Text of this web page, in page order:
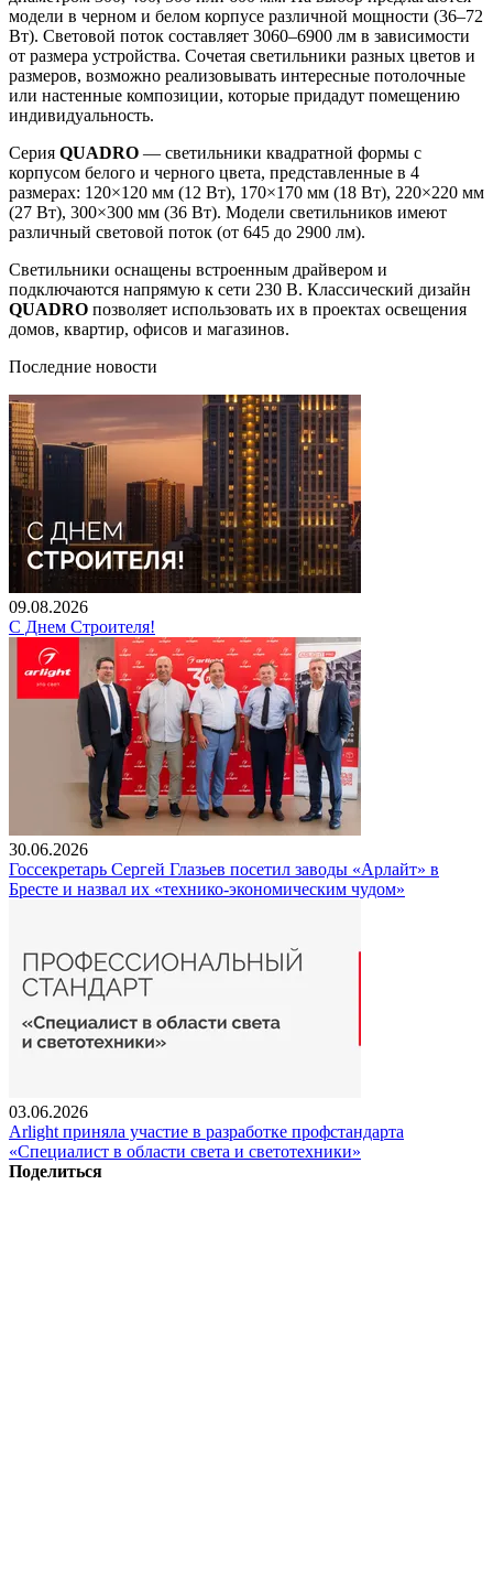
модели в черном и белом корпусе различной мощности (36–72
Вт). Световой поток составляет 3060–6900 лм в зависимости
от размера устройства. Сочетая светильники разных цветов и
размеров, возможно реализовывать интересные потолочные
или настенные композиции, которые придадут помещению
индивидуальность.
Серия QUADRO — светильники квадратной формы с
корпусом белого и черного цвета, представленные в 4
размерах: 120×120 мм (12 Вт), 170×170 мм (18 Вт), 220×220 мм
(27 Вт), 300×300 мм (36 Вт). Модели светильников имеют
различный световой поток (от 645 до 2900 лм).
Светильники оснащены встроенным драйвером и
подключаются напрямую к сети 230 В. Классический дизайн
QUADRO позволяет использовать их в проектах освещения
домов, квартир, офисов и магазинов.
Последние новости
09.08.2026
С Днем Строителя!
30.06.2026
Госсекретарь Сергей Глазьев посетил заводы «Арлайт» в
Бресте и назвал их «технико-экономическим чудом»
03.06.2026
Arlight приняла участие в разработке профстандарта
«Специалист в области света и светотехники»
Поделиться